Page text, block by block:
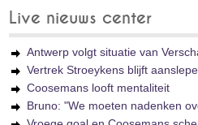
Live nieuws center
Antwerp volgt situatie van
Vertrek Stroeykens blijft
Coosemans looft mentaliteit
Bruno: "We moeten nadenken